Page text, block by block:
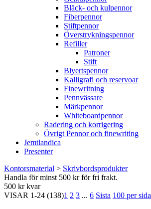
Bläck- och kulpennor
Fiberpennor
Stiftpennor
Överstrykningspennor
Refiller
Patroner
Stift
Blyertspennor
Kalligrafi och reservoar
Finewritning
Pennvässare
Märkpennor
Whiteboardpennor
Radering och korrigering
Övrigt Pennor och finewriting
Jemtlandica
Presenter
Kontorsmaterial > Skrivbordsprodukter
Handla för minst 500 kr för fri frakt.
500 kr kvar
VISAR 1-24 (138)1 2 3 ... 6 Sista 100 per sida